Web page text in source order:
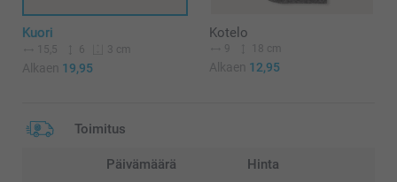
Kuori
15,5 6 3 cm
Alkaen 19,95
Kotelo
9 18 cm
Alkaen 12,95
Toimitus
Päivämäärä Hinta